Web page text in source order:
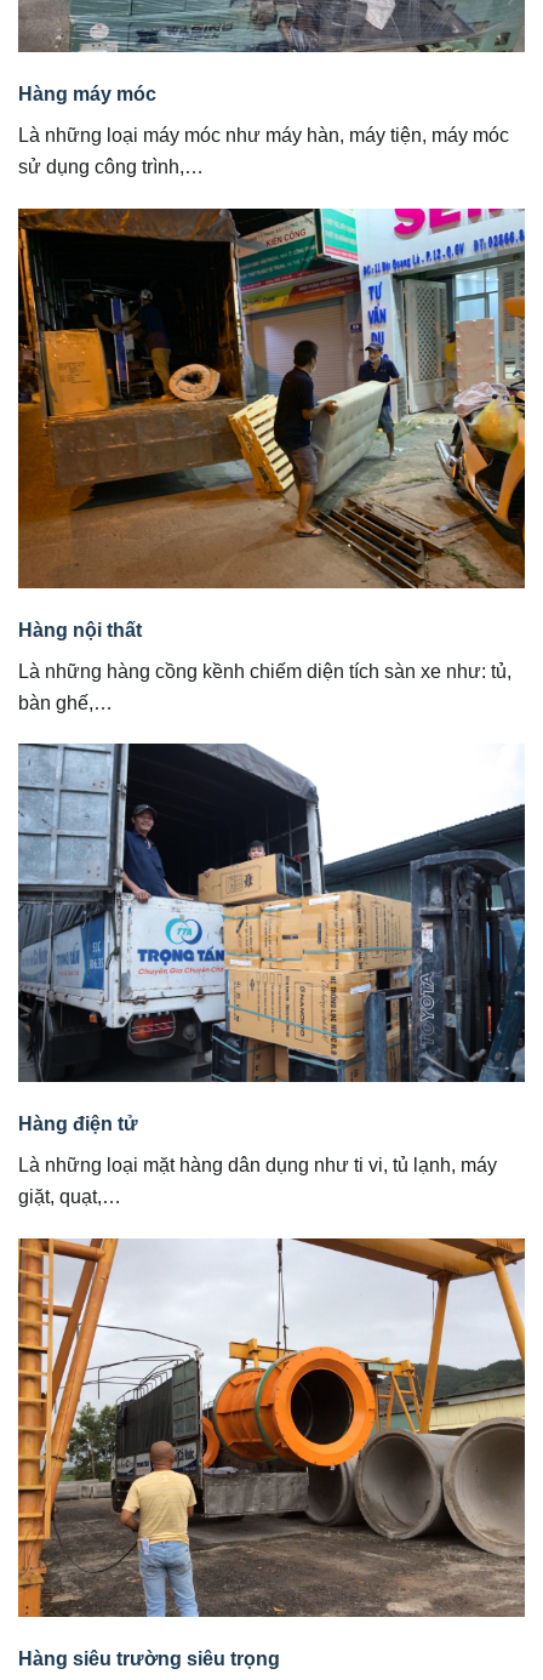
Hàng máy móc
Là những loại máy móc như máy hàn, máy tiện, máy móc
sử dụng công trình,…
Hàng nội thất
Là những hàng cồng kềnh chiếm diện tích sàn xe như: tủ,
bàn ghế,…
Hàng điện tử
Là những loại mặt hàng dân dụng như ti vi, tủ lạnh, máy
giặt, quạt,…
Hàng siêu trường siêu trọng